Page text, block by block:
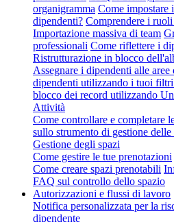
organigramma Come impostare
dipendenti? Comprendere i
Importazione massiva di team
professionali Come riflettere i
Ristrutturazione in blocco
Assegnare i dipendenti alle
dipendenti utilizzando i tuoi
blocco dei record utilizzando
Attività
Come controllare e completare
sullo strumento di gestione delle
Gestione degli spazi
Come gestire le tue prenotazioni
Come creare spazi prenotabili
FAQ sul controllo dello spazio
Autorizzazioni e flussi di lavoro
Notifica personalizzata per la
dipendente